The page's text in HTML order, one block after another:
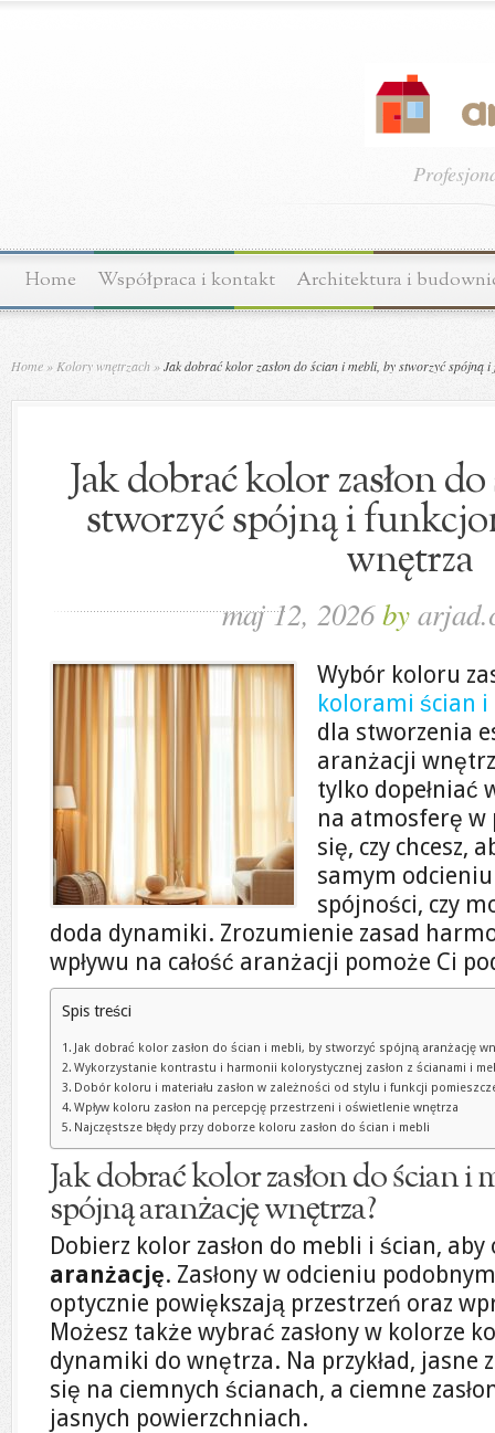
Home Współpraca i kontakt Architektura i
Home » Kolory wnętrzach »Jak dobrać kolor zasłon do ścian i mebli, by stworzyć spójną
Jak dobrać kolor zasłon
stworzyć spójną i
wnętrza
maj 12, 2026by
Wybór koloru
kolorami ścian
dla stworzenia
aranżacji
tylko dopełniać
na atmosferę w
się, czy chcesz,
samym
spójności, czy
doda dynamiki. Zrozumienie zasad
wpływu na całość aranżacji pomoże Ci
Spis treści
Jak dobrać kolor zasłon do ścian i mebli, by stworzyć spójną aranżację
Wykorzystanie kontrastu i harmonii kolorystycznej zasłon z ścianami i
Dobór koloru i materiału zasłon w zależności od stylu i funkcji
Wpływ koloru zasłon na percepcję przestrzeni i oświetlenie wnętrza
Najczęstsze błędy przy doborze koloru zasłon do ścian i mebli
Jak dobrać kolor zasłon do ścian i
spójną aranżację wnętrza?
Dobierz kolor zasłon do mebli i ścian,
aranżację. Zasłony w odcieniu
optycznie powiększają przestrzeń oraz
Możesz także wybrać zasłony w kolorze
dynamiki do wnętrza. Na przykład, jasne
się na ciemnych ścianach, a ciemne
jasnych powierzchniach.